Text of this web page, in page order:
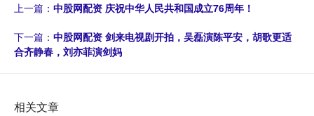
上一篇： 中股网配资 庆祝中华人民共和国成立76周年！
下一篇： 中股网配资 剑来电视剧开拍，吴磊演陈平安，胡歌更适
合齐静春，刘亦菲演剑妈
相关文章